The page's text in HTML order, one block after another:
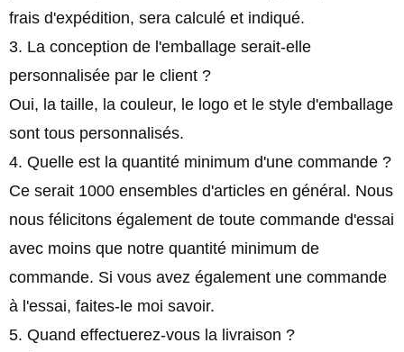
frais d'expédition, sera calculé et indiqué.
3. La conception de l'emballage serait-elle
personnalisée par le client ?
Oui, la taille, la couleur, le logo et le style d'emballage
sont tous personnalisés.
4. Quelle est la quantité minimum d'une commande ?
Ce serait 1000 ensembles d'articles en général. Nous
nous félicitons également de toute commande d'essai
avec moins que notre quantité minimum de
commande. Si vous avez également une commande
à l'essai, faites-le moi savoir.
5. Quand effectuerez-vous la livraison ?